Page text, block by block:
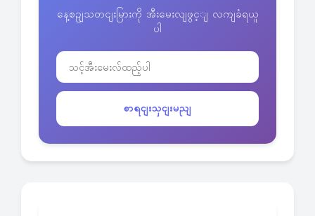
နေ့စဥျသတငျးမြားကို အီးမေးလျဖွင့ျ လကျခံရယူ
ပါ
စာရငျးသှငျးမညျ